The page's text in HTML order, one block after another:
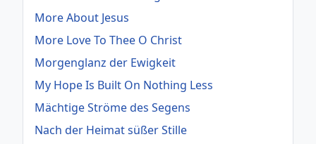
More About Jesus
More Love To Thee O Christ
Morgenglanz der Ewigkeit
My Hope Is Built On Nothing Less
Mächtige Ströme des Segens
Nach der Heimat süßer Stille